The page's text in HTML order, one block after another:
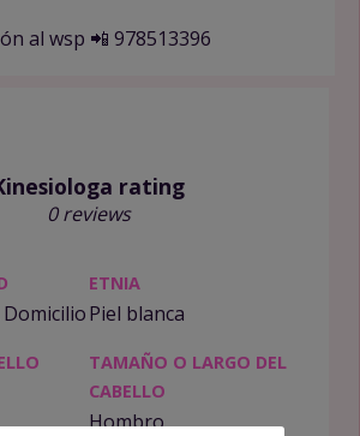
al wsp 📲 978513396
rating
0 reviews
ETNIA
Piel blanca
TAMAÑO O LARGO DEL
CABELLO
Hombro